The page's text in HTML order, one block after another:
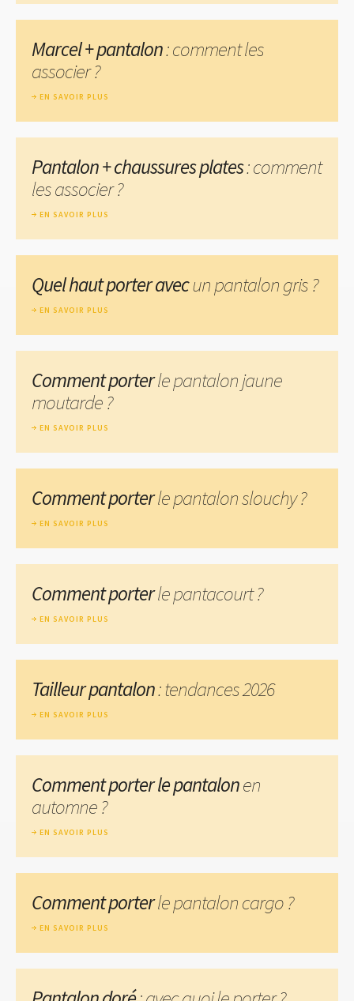
Marcel + pantalon: comment les
associer ?
EN SAVOIR PLUS
Pantalon + chaussures plates: comment
les associer ?
EN SAVOIR PLUS
Quel haut porter avecun pantalon gris ?
EN SAVOIR PLUS
Comment porterle pantalon jaune
moutarde ?
EN SAVOIR PLUS
Comment porterle pantalon slouchy ?
EN SAVOIR PLUS
Comment porterle pantacourt ?
EN SAVOIR PLUS
Tailleur pantalon: tendances 2026
EN SAVOIR PLUS
Comment porter le pantalonen
automne ?
EN SAVOIR PLUS
Comment porterle pantalon cargo ?
EN SAVOIR PLUS